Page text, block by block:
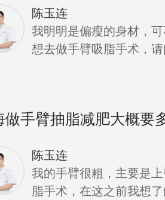
陈玉连
我明明是偏瘦的身材，
想去做手臂吸脂手术，
做手臂抽脂减肥大概要
陈玉连
我的手臂很粗，主要是
脂手术，在这之前我想